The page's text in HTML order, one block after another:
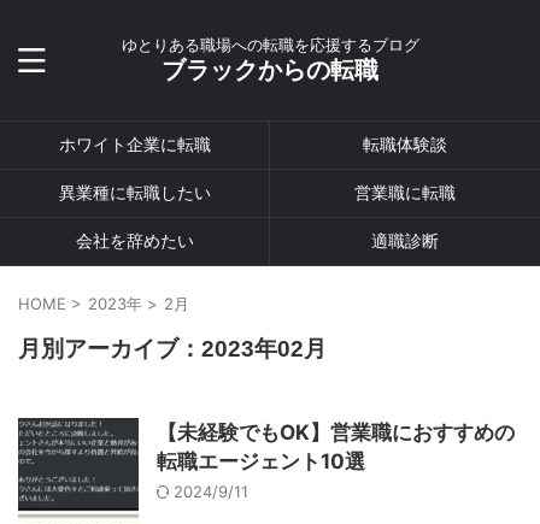
ゆとりある職場への転職を応援するブログ
ブラックからの転職
ホワイト企業に転職 転職体験談
異業種に転職したい 営業職に転職
会社を辞めたい 適職診断
HOME > 2023年 > 2月
月別アーカイブ：2023年02月
【未経験でもOK】営業職におすすめの
転職エージェント10選
2024/9/11